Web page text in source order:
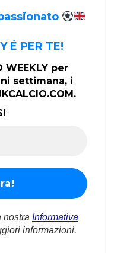
É PER TE!
WEEKLY per
settimana, i
nostra Informativa
informazioni.